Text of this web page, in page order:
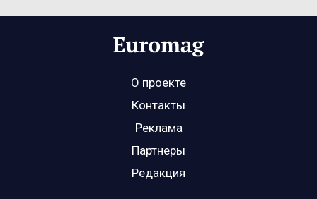
О проекте
Контакты
Реклама
Партнеры
Редакция